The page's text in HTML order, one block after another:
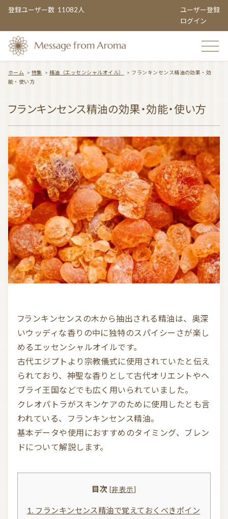
登録ユーザー数 11082人
ユーザー登録
ログイン
おすすめのお店
TOPIC CATEGORY
アロマエンタメ情報 おすすめ商品 ５選
気持ちを切り替えるアロマ 天然の香り－アロマテラピー
精油（エッセンシャルオイル） 和精油（国産精油）
アロマ日常使い アロマを学ぶ・アロマの仕事
おすすめアロマコラム
お知らせ （Message from Aroma 会員様）
新規顧客の獲得（法人会員様へ）
全ての特集
ITEMS CATEGORY
信頼できるアロマブランド（海外）
和精油｜日本の木 和精油（柑橘系）
ホーム > 特集 >精油（エッセンシャルオイル） > フランキンセンス精油の効果・効
能・使い方
フランキンセンス精油の効果・効能・使い方
フランキンセンスの木から抽出される精油は、奥深
いウッディな香りの中に独特のスパイシーさが楽し
めるエッセンシャルオイルです。
古代エジプトより宗教儀式に使用されていたと伝え
られており、神聖な香りとして古代オリエントやヘ
ブライ王国などでも広く用いられていました。
クレオパトラがスキンケアのために使用したとも言
われている、フランキンセンス精油。
基本データや使用におすすめのタイミング、ブレン
目次 [非表示]
1. フランキンセンス精油で覚えておくべきポイン